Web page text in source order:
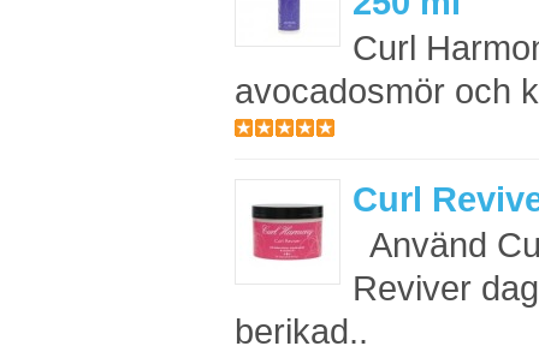
Curl
avocadosmör och
Curl
Använd
Reviver
berikad..